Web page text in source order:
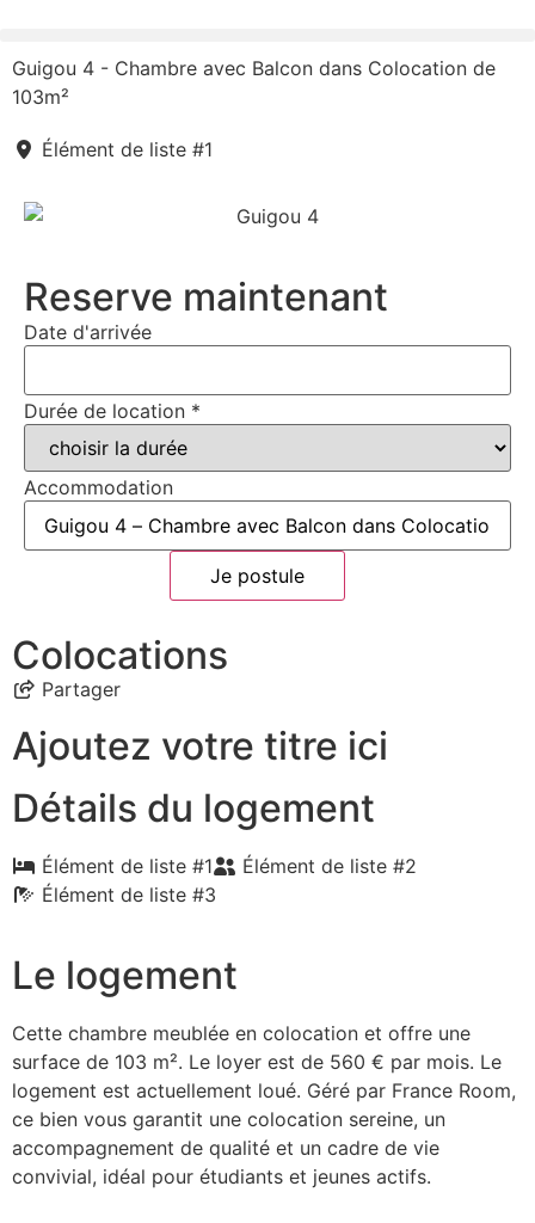
Guigou 4 - Chambre avec Balcon dans Colocation de
103m²
Élément de liste #1
Reserve maintenant
Date d'arrivée
Durée de location *
Accommodation
Je postule
Colocations
Partager
Ajoutez votre titre ici
Détails du logement
Élément de liste #1
Élément de liste #2
Élément de liste #3
Le logement
Cette chambre meublée en colocation et offre une
surface de 103 m². Le loyer est de 560 € par mois. Le
logement est actuellement loué. Géré par France Room,
ce bien vous garantit une colocation sereine, un
accompagnement de qualité et un cadre de vie
convivial, idéal pour étudiants et jeunes actifs.